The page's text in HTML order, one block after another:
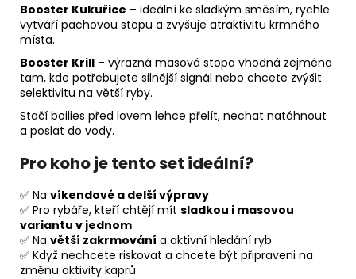
Booster Kukuřice – ideální ke sladkým směsím, rychle
vytváří pachovou stopu a zvyšuje atraktivitu krmného
místa.
Booster Krill – výrazná masová stopa vhodná zejména
tam, kde potřebujete silnější signál nebo chcete zvýšit
selektivitu na větší ryby.
Stačí boilies před lovem lehce přelít, nechat natáhnout
a poslat do vody.
Pro koho je tento set ideální?
✅ Na víkendové a delší výpravy
✅ Pro rybáře, kteří chtějí mít sladkou i masovou
variantu v jednom
✅ Na větší zakrmování a aktivní hledání ryb
✅ Když nechcete riskovat a chcete být připraveni na
změnu aktivity kaprů